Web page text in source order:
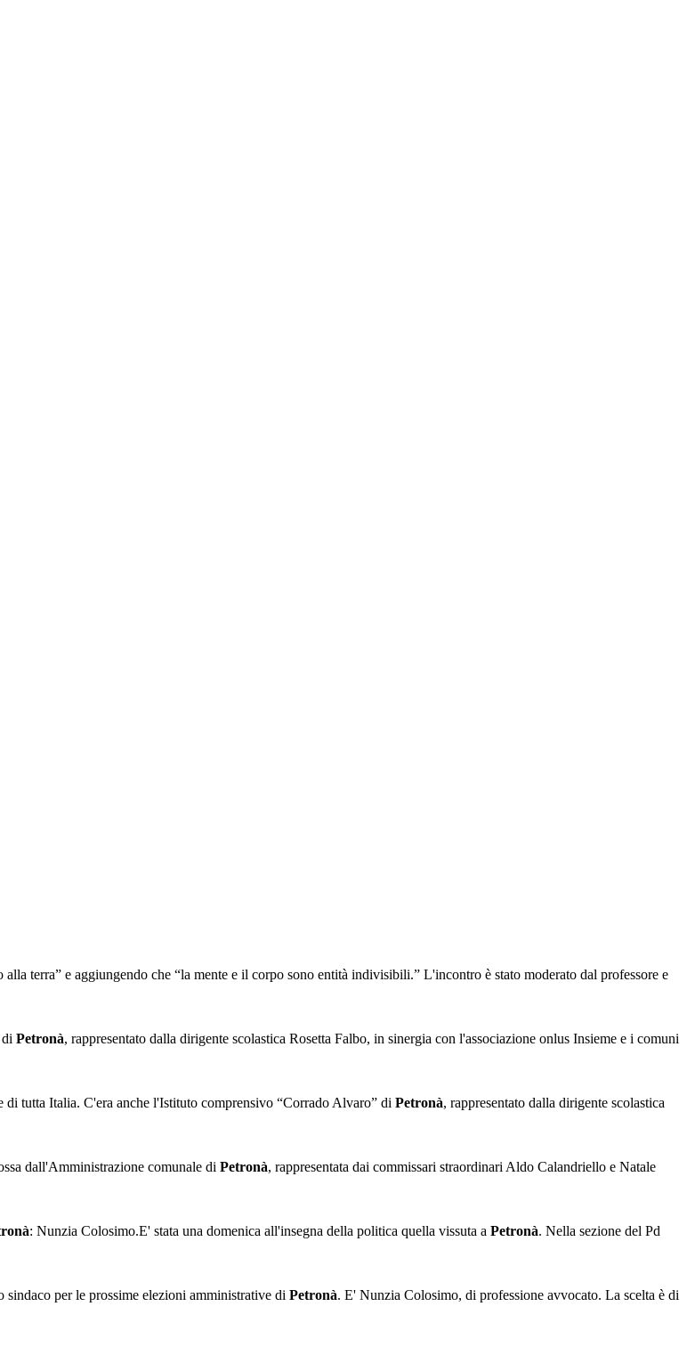
terra” e aggiungendo che “la mente e il corpo sono entità indivisibili.” L'incontro è stato moderato dal professore e
Petronà, rappresentato dalla dirigente scolastica Rosetta Falbo, in sinergia con l'associazione onlus Insieme e i comuni
tutta Italia. C'era anche l'Istituto comprensivo “Corrado Alvaro” di Petronà, rappresentato dalla dirigente scolastica
dall'Amministrazione comunale di Petronà, rappresentata dai commissari straordinari Aldo Calandriello e Natale
: Nunzia Colosimo.E' stata una domenica all'insegna della politica quella vissuta a Petronà. Nella sezione del Pd
per le prossime elezioni amministrative di Petronà. E' Nunzia Colosimo, di professione avvocato. La scelta è di